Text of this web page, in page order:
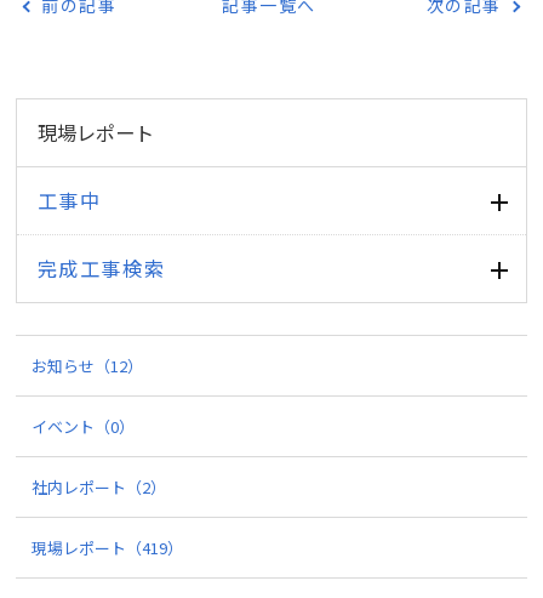
現場レポート
工事中
完成工事検索
お知らせ （12）
イベント （0）
社内レポート （2）
現場レポート （419）